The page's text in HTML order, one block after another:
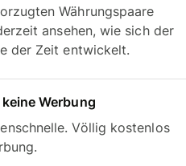
Währungspaare
ansehen, wie sich der
der Zeit entwickelt.
Werbung
Völlig kostenlos